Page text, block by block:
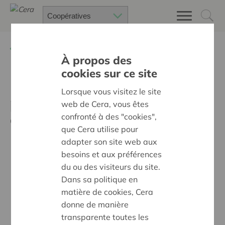
Un Nouveau Chapitre, un
projet coopératif hors du
commun
À propos des
cookies sur ce site
Lorsque vous visitez le site
web de Cera, vous êtes
confronté à des "cookies",
que Cera utilise pour
adapter son site web aux
besoins et aux préférences
du ou des visiteurs du site.
Dans sa politique en
matière de cookies, Cera
donne de manière
transparente toutes les